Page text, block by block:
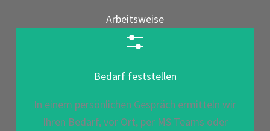
Arbeitsweise
Bedarf feststellen
In einem persönlichen Gespräch ermitteln wir
Ihren Bedarf, vor Ort, per MS Teams oder